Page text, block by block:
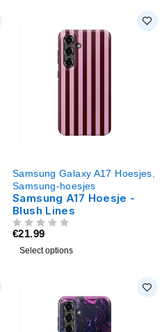
Samsung Galaxy A17 Hoesjes
Samsung-hoesjes
Samsung A17 Hoesje -
Blush Lines
€21.99
Select options